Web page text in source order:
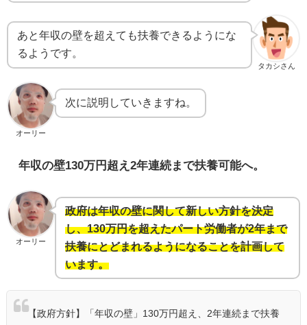
タカシさん
あと年収の壁を超えても扶養できるようにな
るようです。
オーリー
次に説明していきますね。
年収の壁130万円超え2年連続まで扶養可能へ。
オーリー
政府は年収の壁に関して新しい方針を決定
し、130万円を超えたパート労働者が2年まで
扶養にとどまれるようになることを計画して
います。
【政府方針】「年収の壁」130万円超え、2年連続まで扶養